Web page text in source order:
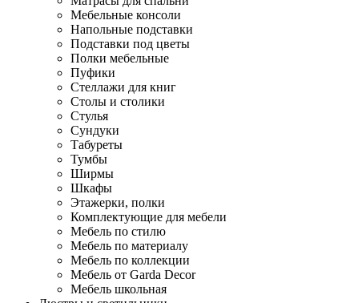
Мебельные консоли
Напольные подставки
Подставки под цветы
Полки мебельные
Пуфики
Стеллажи для книг
Столы и столики
Стулья
Сундуки
Табуреты
Тумбы
Ширмы
Шкафы
Этажерки, полки
Комплектующие для мебели
Мебель по стилю
Мебель по материалу
Мебель по коллекции
Мебель от Garda Decor
Мебель школьная